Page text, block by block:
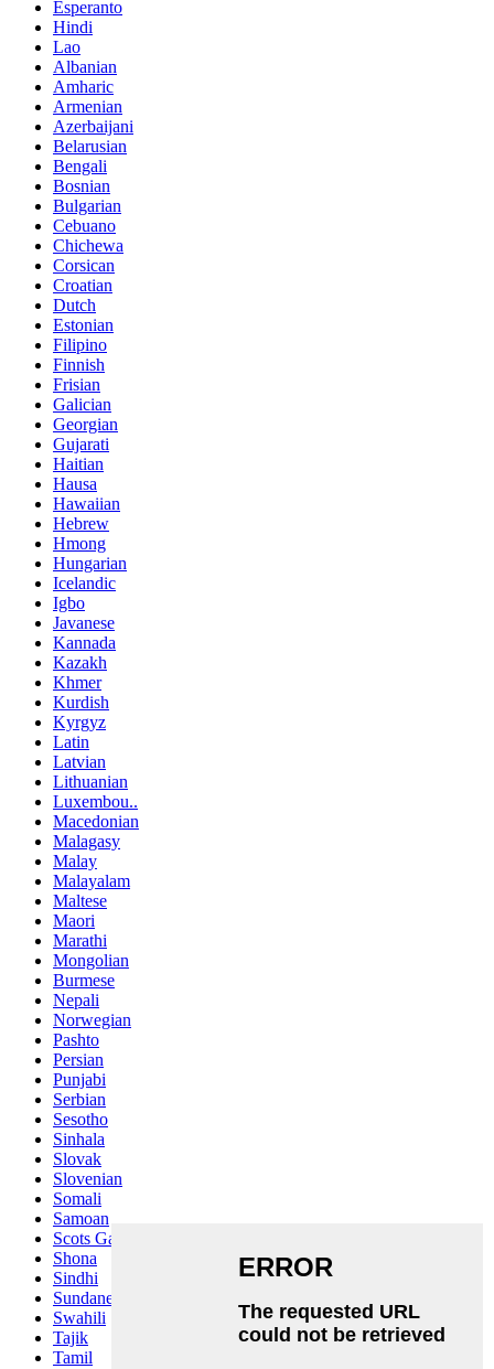
Esperanto
Hindi
Lao
Albanian
Amharic
Armenian
Azerbaijani
Belarusian
Bengali
Bosnian
Bulgarian
Cebuano
Chichewa
Corsican
Croatian
Dutch
Estonian
Filipino
Finnish
Frisian
Galician
Georgian
Gujarati
Haitian
Hausa
Hawaiian
Hebrew
Hmong
Hungarian
Icelandic
Igbo
Javanese
Kannada
Kazakh
Khmer
Kurdish
Kyrgyz
Latin
Latvian
Lithuanian
Luxembou..
Macedonian
Malagasy
Malay
Malayalam
Maltese
Maori
Marathi
Mongolian
Burmese
Nepali
Norwegian
Pashto
Persian
Punjabi
Serbian
Sesotho
Sinhala
Slovak
Slovenian
Somali
Samoan
Scots Gaelic
Shona
Sindhi
Sundanese
Swahili
Tajik
Tamil